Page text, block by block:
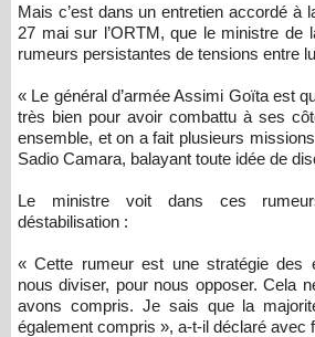
Mais c’est dans un entretien accordé à
27 mai sur l’ORTM, que le ministre de
rumeurs persistantes de tensions entre
« Le général d’armée Assimi Goïta est
très bien pour avoir combattu à ses
ensemble, et on a fait plusieurs
Sadio Camara, balayant toute idée de
Le ministre voit dans ces
déstabilisation :
« Cette rumeur est une stratégie des
nous diviser, pour nous opposer. Cela
avons compris. Je sais que la
également compris », a-t-il déclaré avec